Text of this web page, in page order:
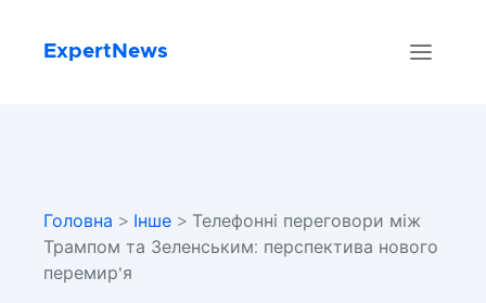
ExpertNews
Головна > Інше > Телефонні переговори між
Трампом та Зеленським: перспектива нового
перемир'я